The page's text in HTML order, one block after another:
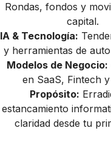
Rondas, fondos y
capital.
IA & Tecnología:
y herramientas de
Modelos de Negocio:
en SaaS, Fintech
Propósito:
estancamiento
claridad desde tu